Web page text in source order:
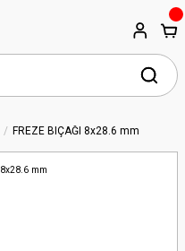
FREZE BIÇAĞI 8x28.6 mm